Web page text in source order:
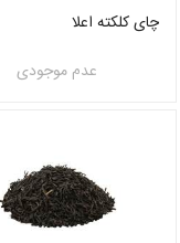
چای کلکته اعلا
عدم موجودی